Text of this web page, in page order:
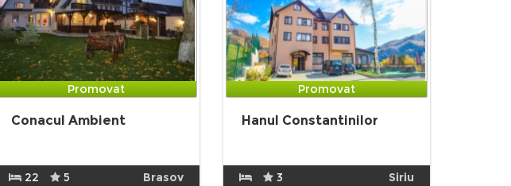
Promovat
Conacul Ambient
22 5 Brasov
Promovat
Hanul Constantinilor
3 Siriu